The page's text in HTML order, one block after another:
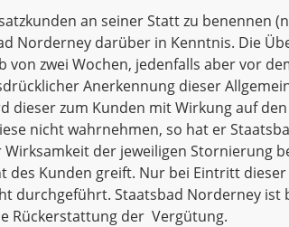
an seiner Statt zu benennen
Norderney darüber in Kenntnis. Die
zwei Wochen, jedenfalls aber vor
Anerkennung dieser
dieser zum Kunden mit Wirkung auf
nicht wahrnehmen, so hat er
der jeweiligen Stornierung
Kunden greift. Nur bei Eintritt
durchgeführt. Staatsbad Norderney
Rückerstattung der Vergütung.